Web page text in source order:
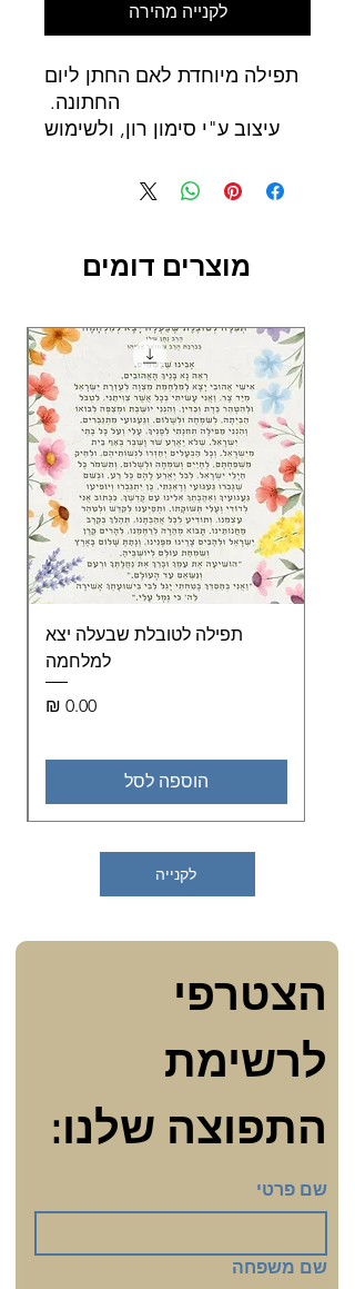
לקנייה מהירה
תפילה מיוחדת לאם החתן ליום
החתונה.
עיצוב ע"י סימון רון, ולשימוש
בת יעקב ורחל.
מוצרים דומים
תפילה לטובלת שבעלה יצא
למלחמה
מחיר
הוספה לסל
לקנייה
התפוצה שלנו:
שם פרטי
שם משפחה